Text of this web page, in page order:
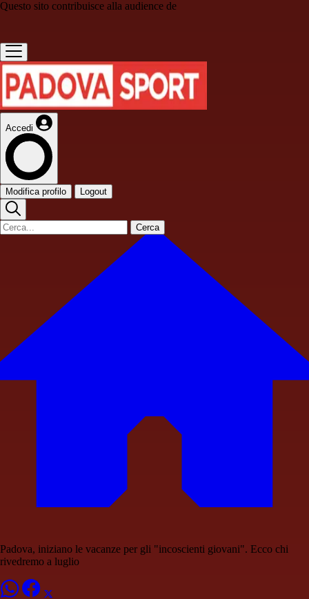
Questo sito contribuisce alla audience de
Accedi
Modifica profilo Logout
Cerca
Padova, iniziano le vacanze per gli "incoscienti giovani". Ecco chi
rivedremo a luglio